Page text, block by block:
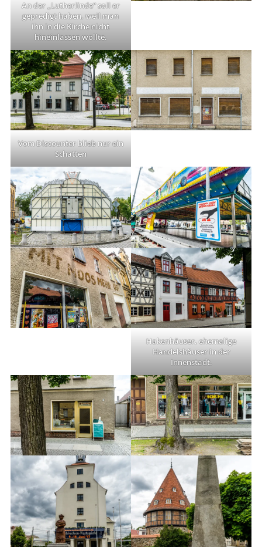
An der „Lutherlinde“ soll er
gepredigt haben, weil man
ihn in die Kirche nicht
hineinlassen wollte.
Vom Discounter blieb nur ein
Schatten
Hakenhäuser, ehemalige
Handelshäuser in der
Innenstadt.